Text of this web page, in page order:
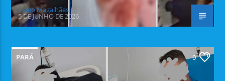
Diego Magalhães
5 DE JUNHO DE 2026
PARÁ 0